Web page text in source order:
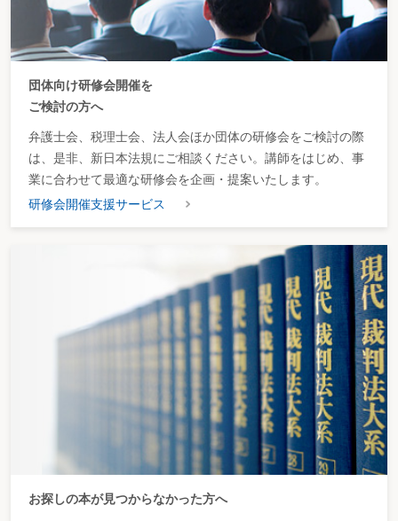
団体向け研修会開催を
ご検討の方へ
弁護士会、税理士会、法人会ほか団体の研修会をご検討の際
は、是非、新日本法規にご相談ください。講師をはじめ、事
業に合わせて最適な研修会を企画・提案いたします。
研修会開催支援サービス
お探しの本が見つからなかった方へ